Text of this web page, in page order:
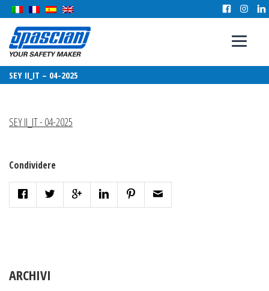
SEY II_IT – 04-2025
SEY II_IT - 04-2025
Condividere
ARCHIVI